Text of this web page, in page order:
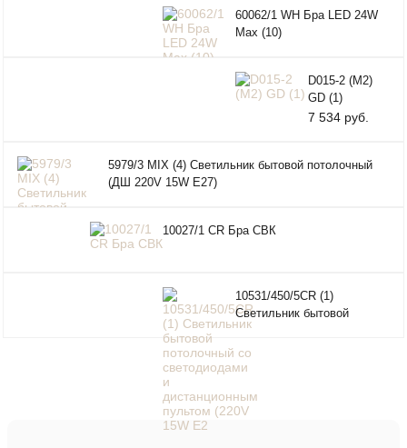
60062/1 WH Бра LED 24W
Max (10)
D015-2 (M2)
GD (1)
7 534 руб.
5979/3 MIX (4) Светильник бытовой потолочный
(ДШ 220V 15W E27)
10027/1 CR Бра СВК
10531/450/5CR (1)
Светильник бытовой
потолочный со
светодиодами и
дистанционным пультом